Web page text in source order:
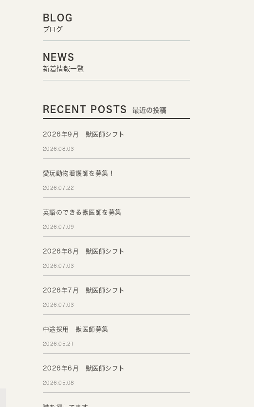
BLOG
ブログ
NEWS
新着情報一覧
RECENT POSTS 最近の投稿
2026年9月 獣医師シフト
2026.08.03
愛玩動物看護師を募集！
2026.07.22
英語のできる獣医師を募集
2026.07.09
2026年8月 獣医師シフト
2026.07.03
2026年7月 獣医師シフト
2026.07.03
中途採用 獣医師募集
2026.05.21
2026年6月 獣医師シフト
2026.05.08